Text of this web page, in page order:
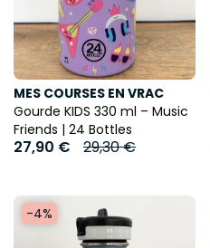
MES COURSES EN VRAC
Gourde KIDS 330 ml – Music
Friends | 24 Bottles
27,90 € 29,30 €
-4%